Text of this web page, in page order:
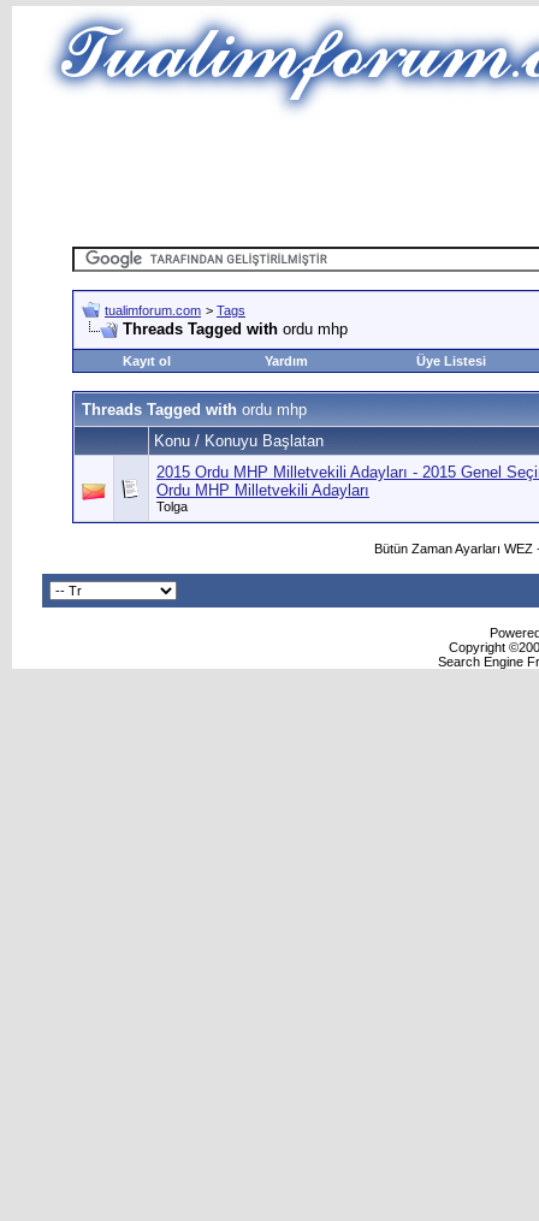
tualimforum.com > Tags
Threads Tagged with ordu mhp
Kayıt ol Yardım Üye Listesi
Threads Tagged with ordu mhp
Konu / Konuyu Başlatan
2015 Ordu MHP Milletvekili Adayları - 2015 Genel
Ordu MHP Milletvekili Adayları
Tolga
Bütün Zaman Ayarları
Copyright
Search Engine